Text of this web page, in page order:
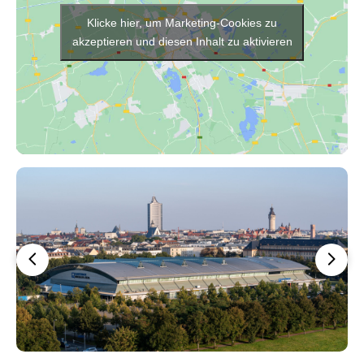
Klicke hier, um Marketing-Cookies zu
akzeptieren und diesen Inhalt zu aktivieren